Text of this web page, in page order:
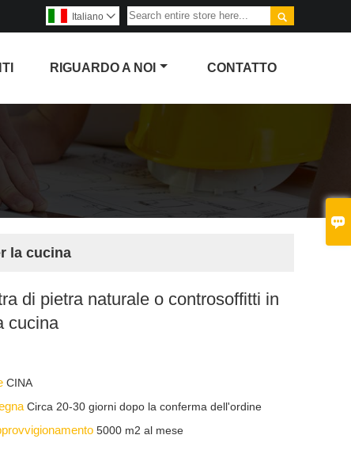


Italiano 
RIGUARDO A NOI CONTATTO
la cucina
di pietra naturale o controsoffitti in
cucina
CINA
Circa 20-30 giorni dopo la conferma dell'ordine
5000 m2 al mese